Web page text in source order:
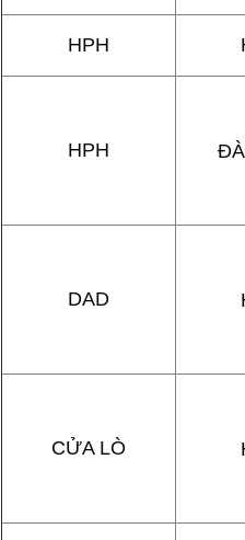
HPH
HPH
DAD
CỬA LÒ